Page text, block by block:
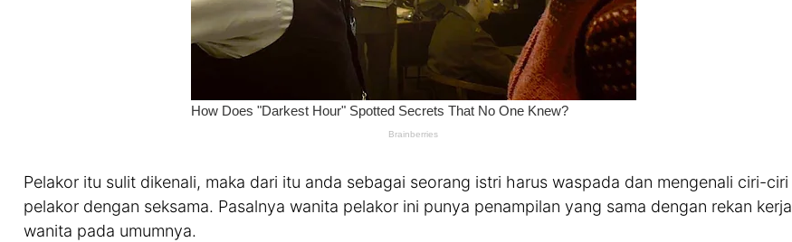
Pelakor itu sulit dikenali, maka dari itu anda sebagai seorang istri harus waspada dan mengenali ciri-ciri
pelakor dengan seksama. Pasalnya wanita pelakor ini punya penampilan yang sama dengan rekan kerja
wanita pada umumnya.